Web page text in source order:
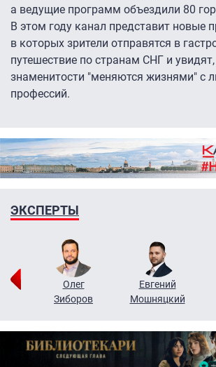
а ведущие программ объездили 80
В этом году канал представит новые
в которых зрители отправятся в
путешествие по странам СНГ и
знаменитости "меняются жизнями" с
профессий.
ЭКСПЕРТЫ
Олег
Зиборов
Евгений
Мошняцкий